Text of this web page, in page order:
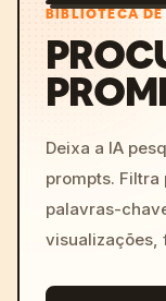
BIBLIOTECA
Deixa a IA
prompts.
palavras-
visualizações,